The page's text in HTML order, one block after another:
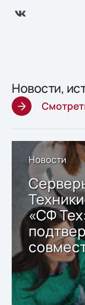
Новости,
Новости
«СФ